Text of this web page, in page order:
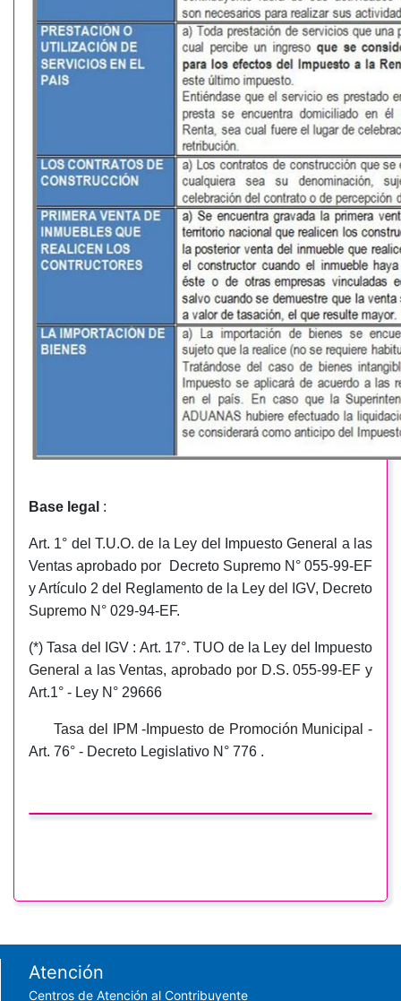
Base legal :
Art. 1° del T.U.O. de la Ley del Impuesto General a las
Ventas aprobado por Decreto Supremo N° 055-99-EF
y Artículo 2 del Reglamento de la Ley del IGV, Decreto
Supremo N° 029-94-EF.
(*) Tasa del IGV : Art. 17°. TUO de la Ley del Impuesto
General a las Ventas, aprobado por D.S. 055-99-EF y
Art.1° - Ley N° 29666
Tasa del IPM -Impuesto de Promoción Municipal -
Art. 76° - Decreto Legislativo N° 776 .
Footer menu
Atención
Centros de Atención al Contribuyente